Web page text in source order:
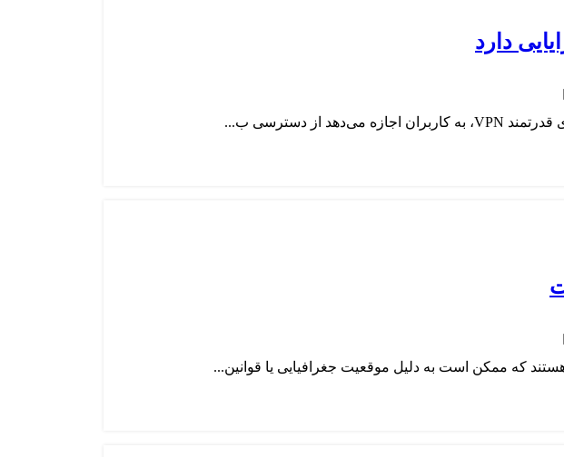
دارد
که ممکن است به دلیل موقعیت جغرافیایی یا قوانین...